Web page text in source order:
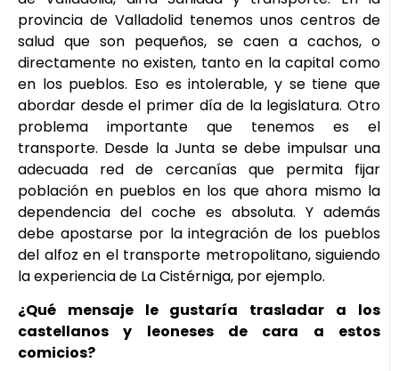
provincia de Valladolid tenemos unos centros de
salud que son pequeños, se caen a cachos, o
directamente no existen, tanto en la capital como
en los pueblos. Eso es intolerable, y se tiene que
abordar desde el primer día de la legislatura. Otro
problema importante que tenemos es el
transporte. Desde la Junta se debe impulsar una
adecuada red de cercanías que permita fijar
población en pueblos en los que ahora mismo la
dependencia del coche es absoluta. Y además
debe apostarse por la integración de los pueblos
del alfoz en el transporte metropolitano, siguiendo
la experiencia de La Cistérniga, por ejemplo.
¿Qué mensaje le gustaría trasladar a los
castellanos y leoneses de cara a estos
comicios?